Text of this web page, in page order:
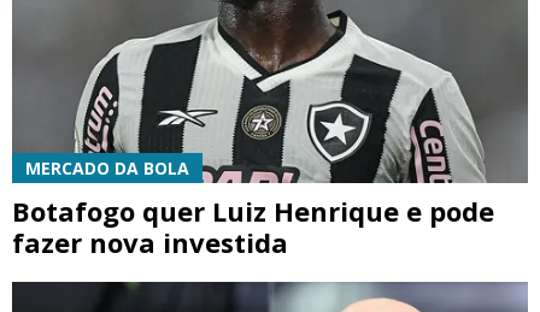
MERCADO DA BOLA
Botafogo quer Luiz Henrique e pode
fazer nova investida